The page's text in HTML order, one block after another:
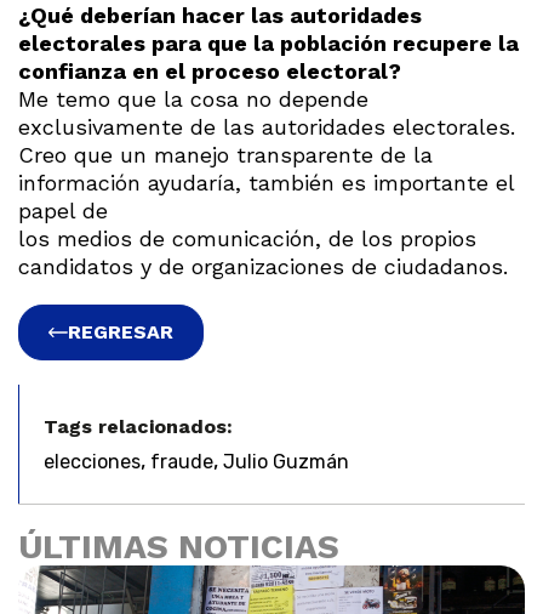
¿Qué deberían hacer las autoridades
electorales para que la población recupere la
confianza en el proceso electoral?
Me temo que la cosa no depende
exclusivamente de las autoridades electorales.
Creo que un manejo transparente de la
información ayudaría, también es importante el
papel de
los medios de comunicación, de los propios
candidatos y de organizaciones de ciudadanos.
REGRESAR
Tags relacionados:
elecciones, fraude, Julio Guzmán
ÚLTIMAS NOTICIAS